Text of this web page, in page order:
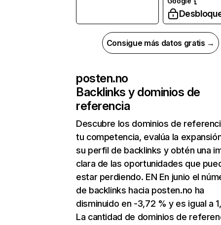
Consigue más datos gratis →
posten.no
Backlinks y dominios de
referencia
Descubre los dominios de
tu competencia, evalúa la
su perfil de backlinks y obtén una
clara de las oportunidades que
estar perdiendo. EN En junio el
de backlinks hacia posten.no ha
disminuido en -3,72 % y es igual a
La cantidad de dominios de